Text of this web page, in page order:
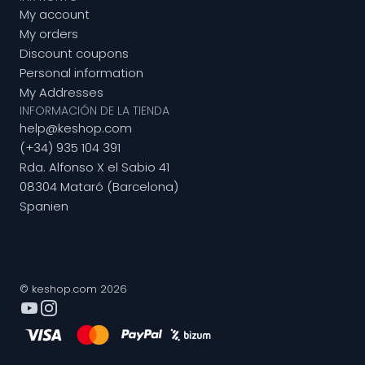
My account
My orders
Discount coupons
Personal information
My Addresses
INFORMACIÓN DE LA TIENDA
help@keshop.com
(+34) 935 104 391
Rda. Alfonso X el Sabio 41
08304 Mataró (Barcelona)
Spanien
© keshop.com 2026